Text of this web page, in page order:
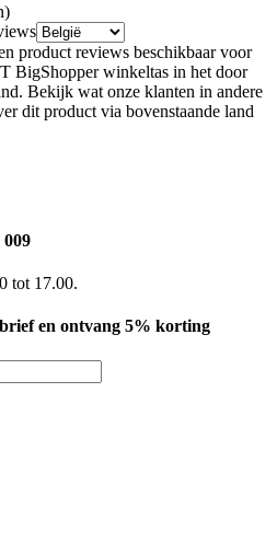
product reviews beschikbaar voor
BigShopper winkeltas in het door
Bekijk wat onze klanten in andere
dit product via bovenstaande land
009
tot 17.00.
en ontvang 5% korting